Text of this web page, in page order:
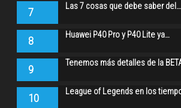
7 Las 7 cosas que debe saber del…
8 Huawei P40 Pro y P40 Lite ya…
9 Tenemos más detalles de la
10 League of Legends en los